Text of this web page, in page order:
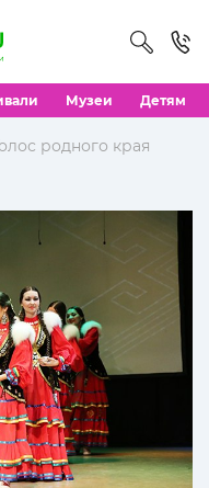
Музеи Детям
родного края